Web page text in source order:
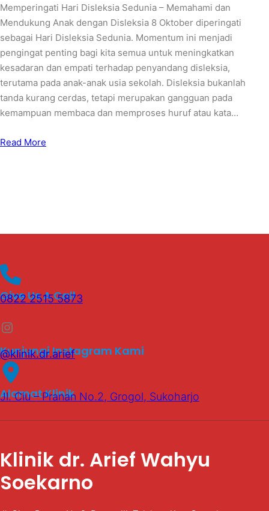
Memperingati Hari Disleksia Sedunia – Memahami dan
Mendukung Anak dengan Disleksia 8 Oktober diperingati
sebagai Hari Disleksia Sedunia. Momentum ini menjadi
pengingat penting bagi kita semua untuk meningkatkan
kesadaran dan empati terhadap penyandang disleksia,
terutama pada anak-anak usia sekolah. Disleksia bukanlah
tanda kurang cerdas, tetapi merupakan gangguan pada
kemampuan membaca dan memproses huruf atau kata…
Read More
Give Us A Call
0822 2515 5873
Instagram
Kunjungi Instagram Kami
@klinik.dr.arief
Alamat Klinik
Jl. Ciu – Pranan No.2, Grogol, Sukoharjo
Klinik dr. Arief Wahyu
Soekarno